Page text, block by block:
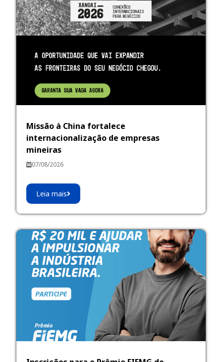
Missão à China fortalece
internacionalização de empresas
mineiras
07/08/2026
Leia mais